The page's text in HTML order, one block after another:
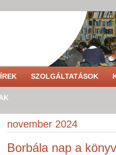
SZOLGÁLTATÁSOK
november 2024
Borbála nap a